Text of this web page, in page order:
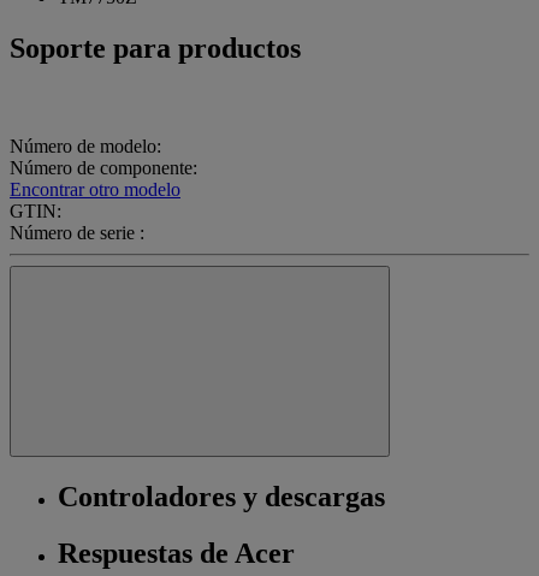
Soporte para productos
Número de modelo:
Número de componente:
Encontrar otro modelo
GTIN:
Número de serie :
Controladores y descargas
Respuestas de Acer